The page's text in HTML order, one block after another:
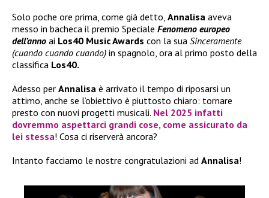
Solo poche ore prima, come già detto, Annalisa aveva
messo in bacheca il premio Speciale Fenomeno europeo
dell’anno ai Los40 Music Awards con la sua Sinceramente
(cuando cuando cuando) in spagnolo, ora al primo posto della
classifica Los40.
Adesso per Annalisa è arrivato il tempo di riposarsi un
attimo, anche se l’obiettivo è piuttosto chiaro: tornare
presto con nuovi progetti musicali. Nel 2025 infatti
dovremmo aspettarci grandi cose, come assicurato da
lei stessa! Cosa ci riserverà ancora?
Intanto facciamo le nostre congratulazioni ad Annalisa!